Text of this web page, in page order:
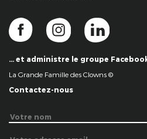
… et administre le groupe
La Grande Famille des Clowns ©
Contactez-nous